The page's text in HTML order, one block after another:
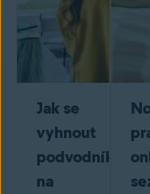
Jak se
vyhnout
podvodníkům
na